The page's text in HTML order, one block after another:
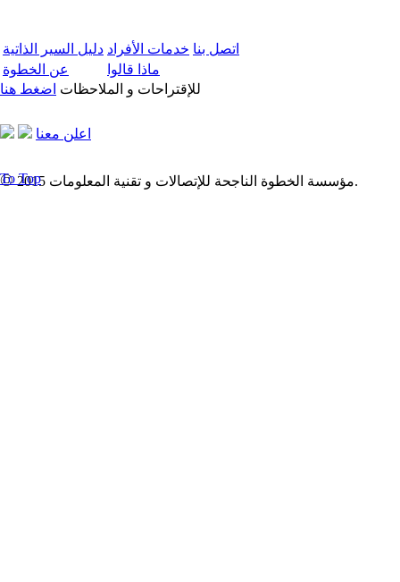
دليل السير الذاتية خدمات الأفراد اتصل بنا
عن الخطوة
ماذا قالوا
للإقتراحات و الملاحظات اضغط هنا
اعلن معنا
© 2015 مؤسسة الخطوة الناجحة للإتصالات و تقنية المعلومات. To Top